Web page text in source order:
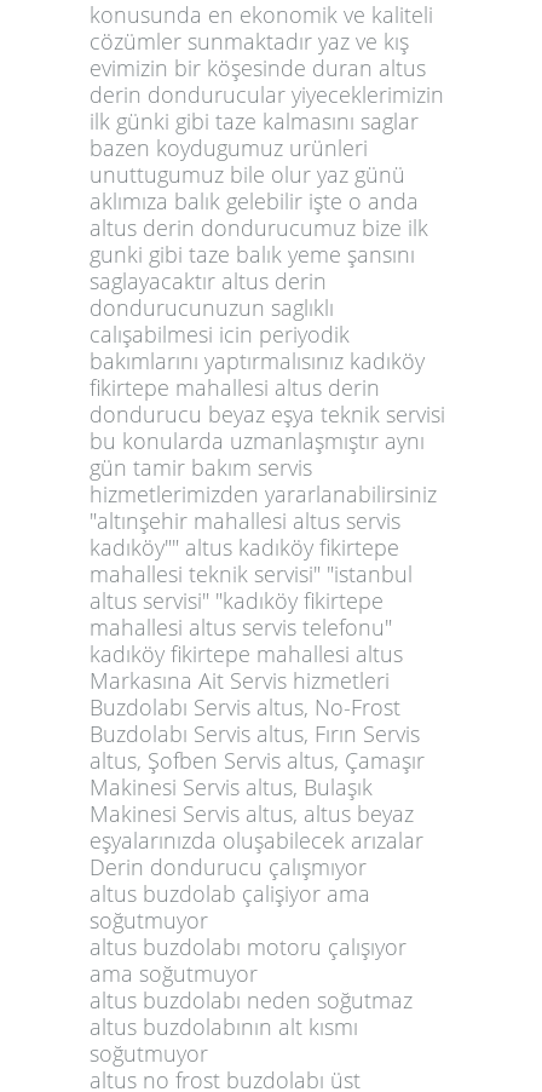
konusunda en ekonomik ve kaliteli
cözümler sunmaktadır yaz ve kış
evimizin bir köşesinde duran altus
derin dondurucular yiyeceklerimizin
ilk günki gibi taze kalmasını saglar
bazen koydugumuz urünleri
unuttugumuz bile olur yaz günü
aklımıza balık gelebilir işte o anda
altus derin dondurucumuz bize ilk
gunki gibi taze balık yeme şansını
saglayacaktır altus derin
dondurucunuzun saglıklı
calışabilmesi icin periyodik
bakımlarını yaptırmalısınız kadıköy
fikirtepe mahallesi altus derin
dondurucu beyaz eşya teknik servisi
bu konularda uzmanlaşmıştır aynı
gün tamir bakım servis
hizmetlerimizden yararlanabilirsiniz
"altınşehir mahallesi altus servis
kadıköy"" altus kadıköy fikirtepe
mahallesi teknik servisi" "istanbul
altus servisi" "kadıköy fikirtepe
mahallesi altus servis telefonu"
kadıköy fikirtepe mahallesi altus
Markasına Ait Servis hizmetleri
Buzdolabı Servis altus, No-Frost
Buzdolabı Servis altus, Fırın Servis
altus, Şofben Servis altus, Çamaşır
Makinesi Servis altus, Bulaşık
Makinesi Servis altus, altus beyaz
eşyalarınızda oluşabilecek arızalar
Derin dondurucu çalışmıyor
altus buzdolab çalişiyor ama
soğutmuyor
altus buzdolabı motoru çalışıyor
ama soğutmuyor
altus buzdolabı neden soğutmaz
altus buzdolabının alt kısmı
soğutmuyor
altus no frost buzdolabı üst